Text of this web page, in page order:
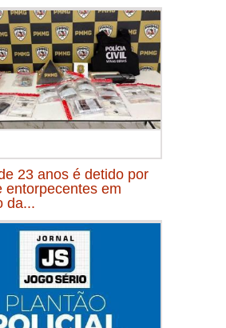
23 anos é detido por
entorpecentes em
da...